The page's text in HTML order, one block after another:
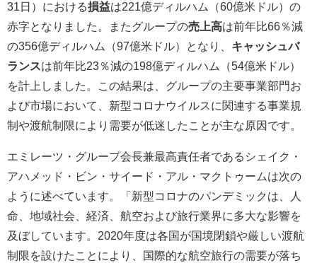
31日）における損益は221億ディルハム（60億米ドル）の
赤字となりました。またグループの売上高は前年比66％減
の356億ディルハム（97億米ドル）となり、 キャッシュバ
ランスは前年比23％減の198億ディルハム（54億米ドル）
を計上しました。この結果は、グループの主要事業部門お
よび市場において、新型コロナウイルスに関連する事業規
制や渡航制限により需要が低迷したことが主な原因です。
エミレーツ・グループ会長兼最高責任者であるシェイク・
アハメッド・ビン・サイード・アル・マクトゥームは次の
ように述べています。「新型コロナのパンデミックは、人
命、地域社会、経済、航空および旅行業界に多大な影響を
及ぼしています。2020年度は各国が国境閉鎖や厳しい渡航
制限を設けたことにより、国際的な航空旅行の需要が落ち